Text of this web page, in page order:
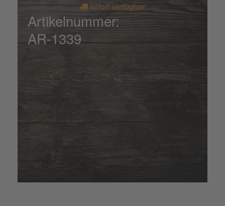
sofort verfügbar
Artikelnummer:
AR-1339